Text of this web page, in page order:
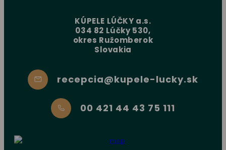
KÚPELE LÚČKY a.s.
034 82 Lúčky 530,
okres Ružomberok
Slovakia
recepcia@kupele-lucky.sk
00 421 44 43 75 111